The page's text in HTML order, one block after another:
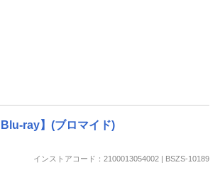
ray】(ブロマイド)
インストアコード：2100013054002 | BSZS-10189